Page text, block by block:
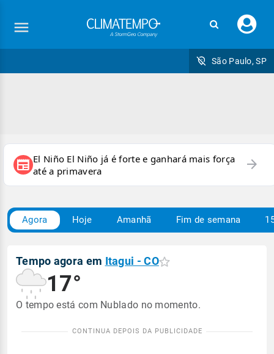
seu
São Paulo, SP
newspaper El Niño El Niño já é forte e ganhará mais força
até a primavera
arrow_forward
Agora Hoje Amanhã Fim de semana
Tempo agora em Itagui - CO
17°
O tempo está com Nublado no momento.